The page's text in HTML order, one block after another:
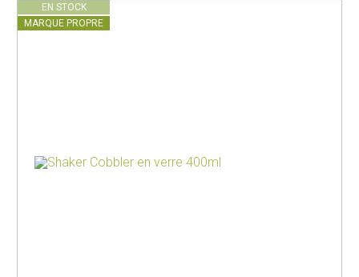
EN STOCK
MARQUE PROPRE